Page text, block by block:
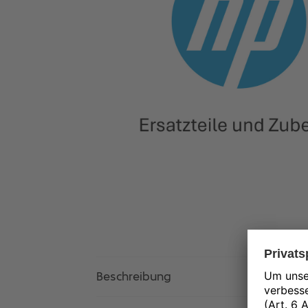
Beschreibung